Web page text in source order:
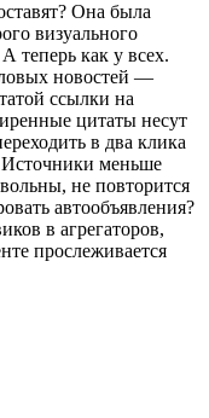
Она была
визуального
теперь как у всех.
новостей —
ссылки на
цитаты несут
в два клика
Источники меньше
не повторится
автообъявления?
в агрегаторов,
прослеживается